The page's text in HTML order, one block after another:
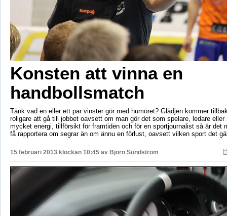
Konsten att vinna en
handbollsmatch
Tänk vad en eller ett par vinster gör med humöret? Glädjen kommer
roligare att gå till jobbet oavsett om man gör det som spelare, ledare eller
mycket energi, tillförsikt för framtiden och för en sportjournalist så är det
få rapportera om segrar än om ännu en förlust, oavsett vilken sport det
15 februari 2013 klockan 10:45 av Björn Sundström